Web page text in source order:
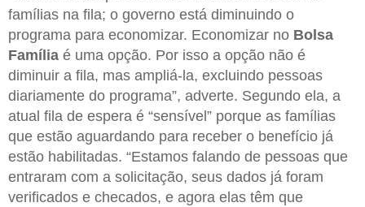
famílias na fila; o governo está diminuindo o
programa para economizar. Economizar no Bolsa
Família é uma opção. Por isso a opção não é
diminuir a fila, mas ampliá-la, excluindo pessoas
diariamente do programa”, adverte. Segundo ela, a
atual fila de espera é “sensível” porque as famílias
que estão aguardando para receber o benefício já
estão habilitadas. “Estamos falando de pessoas que
entraram com a solicitação, seus dados já foram
verificados e checados, e agora elas têm que